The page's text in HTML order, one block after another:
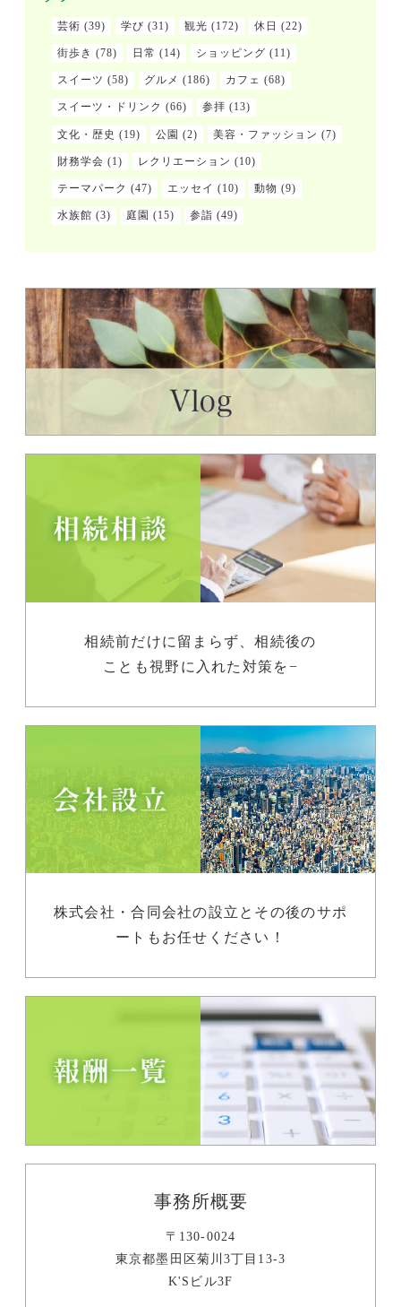
芸術 (39) 学び (31) 観光 (172) 休日 (22)
街歩き (78) 日常 (14) ショッピング (11)
スイーツ (58) グルメ (186) カフェ (68)
スイーツ・ドリンク (66) 参拝 (13)
文化・歴史 (19) 公園 (2) 美容・ファッション (7)
財務学会 (1) レクリエーション (10)
テーマパーク (47) エッセイ (10) 動物 (9)
水族館 (3) 庭園 (15) 参詣 (49)
相続前だけに留まらず、相続後の
ことも視野に入れた対策を−
株式会社・合同会社の設立とその後のサポ
ートもお任せください！
事務所概要
〒130-0024
東京都墨田区菊川3丁目13-3
K'Sビル3F